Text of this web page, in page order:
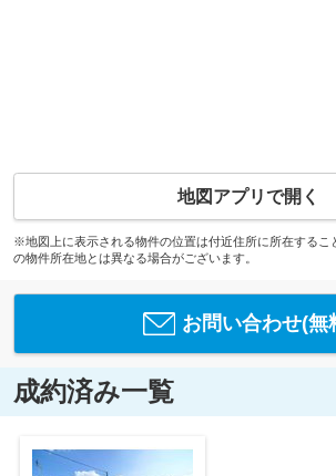
地図アプリで開く
※地図上に表示される物件の位置は付近住所に所在するこ
の物件所在地とは異なる場合がございます。
お問い合わせ(無
成約済み一覧